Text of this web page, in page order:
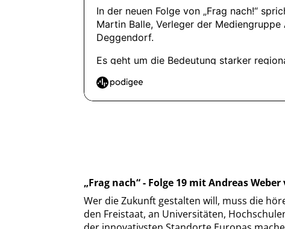
Frag nach“ - Folge 19 mit Andreas Weber
Wer die Zukunft gestalten will, muss die
den Freistaat, an Universitäten,